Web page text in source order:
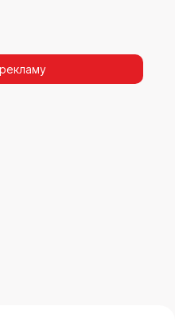
в прямой